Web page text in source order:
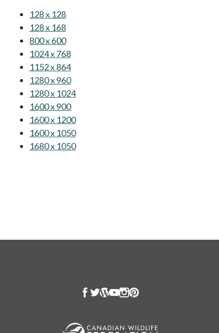
128 x 128
128 x 168
800 x 600s’ouvre dans un nouvel onglet
1024 x 768
1152 x 864s’ouvre dans un nouvel onglet
1280 x 960s’ouvre dans un nouvel onglet
1280 x 1024s’ouvre dans un nouvel onglet
1600 x 900s’ouvre dans un nouvel onglet
1600 x 1200s’ouvre dans un nouvel onglet
1600 x 1050s’ouvre dans un nouvel onglet
1680 x 1050s’ouvre dans un nouvel onglet